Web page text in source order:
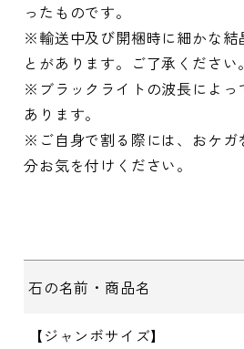
ったものです。
※輸送中及び開梱時に細かな結
とがあります。ご了承ください。
※ブラックライトの波長によっ
あります。
※ご自身で割る際には、おケガ
分お気を付けください。
石の名前・商品名
【ジャンボサイズ】